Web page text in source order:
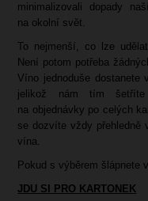
minimalizovali dopady
na okolní svět.
To nejmenší, co lze
Není potom potřeba
Víno jednoduše
jelikož nám tím
na objednávky po celých
se dozvíte vždy přehledně
vína.
Pokud s výběrem šlápnete
JDU SI PRO KARTONEK